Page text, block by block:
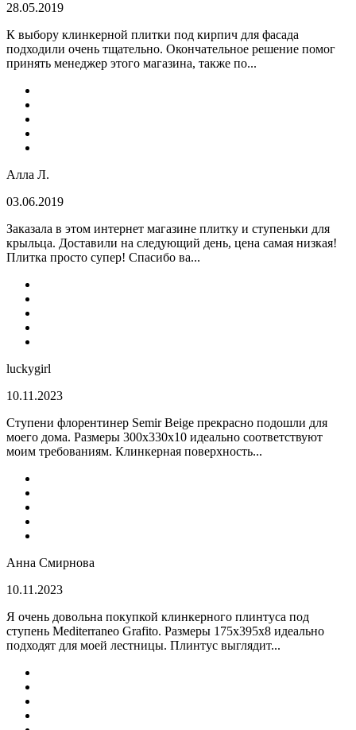
28.05.2019
К выбору клинкерной плитки под кирпич для фасада
подходили очень тщательно. Окончательное решение помог
принять менеджер этого магазина, также по...
Алла Л.
03.06.2019
Заказала в этом интернет магазине плитку и ступеньки для
крыльца. Доставили на следующий день, цена самая низкая!
Плитка просто супер! Спасибо ва...
luckygirl
10.11.2023
Ступени флорентинер Semir Beige прекрасно подошли для
моего дома. Размеры 300х330х10 идеально соответствуют
моим требованиям. Клинкерная поверхность...
Анна Смирнова
10.11.2023
Я очень довольна покупкой клинкерного плинтуса под
ступень Mediterraneo Grafito. Размеры 175х395х8 идеально
подходят для моей лестницы. Плинтус выглядит...